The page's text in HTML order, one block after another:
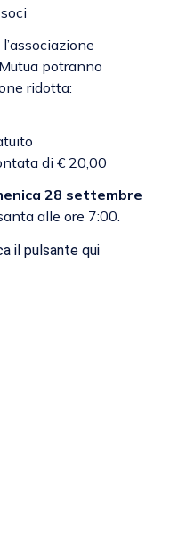
potranno
ridotta:
di € 20,00
28 settembre
alle ore 7:00.
il pulsante qui